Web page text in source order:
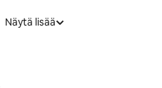
Näytä lisää